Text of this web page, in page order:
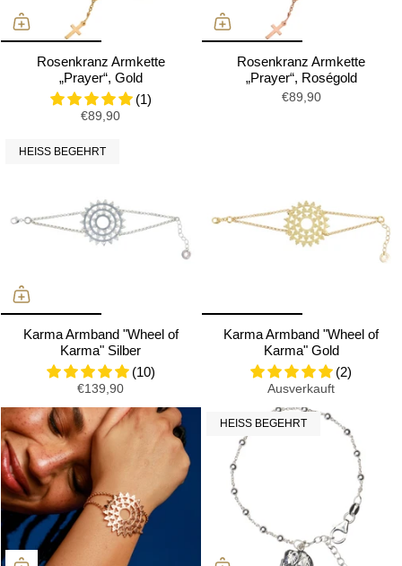
Rosenkranz Armkette
„Prayer“, Gold
(1)
€89,90
Rosenkranz Armkette
„Prayer“, Roségold
€89,90
HEISS BEGEHRT
Karma Armband "Wheel of
Karma" Silber
(10)
€139,90
Karma Armband "Wheel of
Karma" Gold
(2)
Ausverkauft
HEISS BEGEHRT